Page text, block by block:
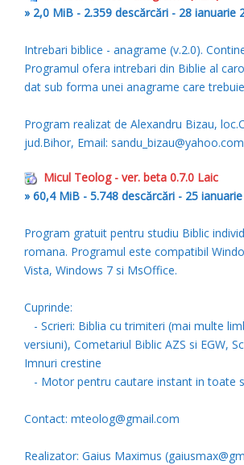
» 2,0 MiB - 2.359 descărcări - 28 ianuarie
Intrebari biblice - anagrame (v.2.0).
Programul ofera intrebari din Biblie al
dat sub forma unei anagrame care
Program realizat de Alexandru Bizau,
jud.Bihor, Email:
Micul Teolog - ver. beta 0.7.0 Laic
» 60,4 MiB - 5.748 descărcări - 25
Program gratuit pentru studiu Biblic
romana. Programul este compatibil
Vista, Windows 7 si MsOffice.
Cuprinde:
- Scrieri: Biblia cu trimiteri (mai multe
versiuni), Cometariul Biblic AZS si EGW,
Imnuri crestine
- Motor pentru cautare instant in toate
Contact: mteolog@gmail.com
Realizator: Gaius Maximus